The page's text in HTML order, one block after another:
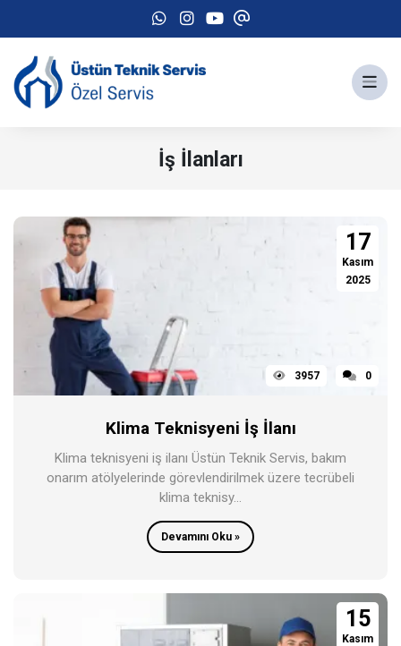
İş İlanları
17
Kasım
2025
3957 0
Klima Teknisyeni İş İlanı
Klima teknisyeni iş ilanı Üstün Teknik Servis, bakım
onarım atölyelerinde görevlendirilmek üzere tecrübeli
klima teknisy...
Devamını Oku »
15
Kasım